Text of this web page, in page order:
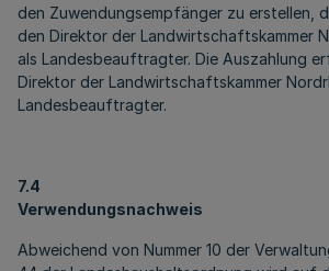
den Zuwendungsempfänger zu erstellen,
den Direktor der Landwirtschaftskammer
als Landesbeauftragter. Die Auszahlung
Direktor der Landwirtschaftskammer
Landesbeauftragter.
7.4
Verwendungsnachweis
Abweichend von Nummer 10 der